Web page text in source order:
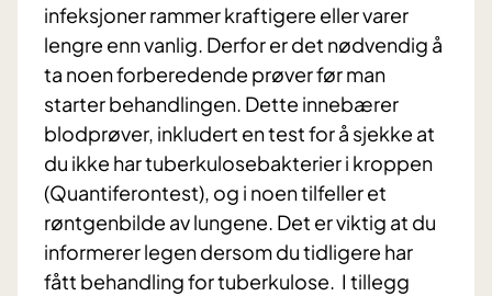
infeksjoner rammer kraftigere eller varer
lengre enn vanlig. Derfor er det nødvendig å
ta noen forberedende prøver før man
starter behandlingen. Dette innebærer
blodprøver, inkludert en test for å sjekke at
du ikke har tuberkulosebakterier i kroppen
(Quantiferontest), og i noen tilfeller et
røntgenbilde av lungene. Det er viktig at du
informerer legen dersom du tidligere har
fått behandling for tuberkulose. I tillegg